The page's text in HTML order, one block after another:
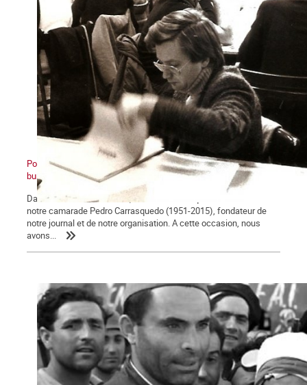
Pour Pedro. De l’OCI à La Commune : retour sur une expulsion
bureaucratique, première partie
Dans notre dernier numéro, nous avons évoqué la vie militante de
notre camarade Pedro Carrasquedo (1951-2015), fondateur de
notre journal et de notre organisation. A cette occasion, nous
avons...